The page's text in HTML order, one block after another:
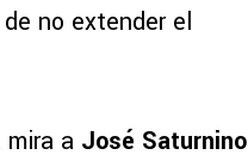
no extender el
a José Saturnino